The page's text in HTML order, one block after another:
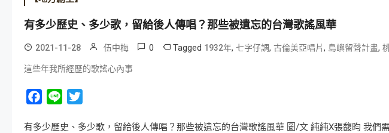
有多少歷史、多少歌，留給後人傳唱？那些被遺忘的台灣歌謠風華
2021-11-28 伍中梅 0 Tagged 1932年, 七字仔調, 古倫美亞唱片, 島嶼留聲計畫,
這些年我所經歷的歌謠心內事
Facebook
Line
有多少歷史、多少歌，留給後人傳唱？那些被遺忘的台灣歌謠風華 圖/文 純純X張馥昀 我們